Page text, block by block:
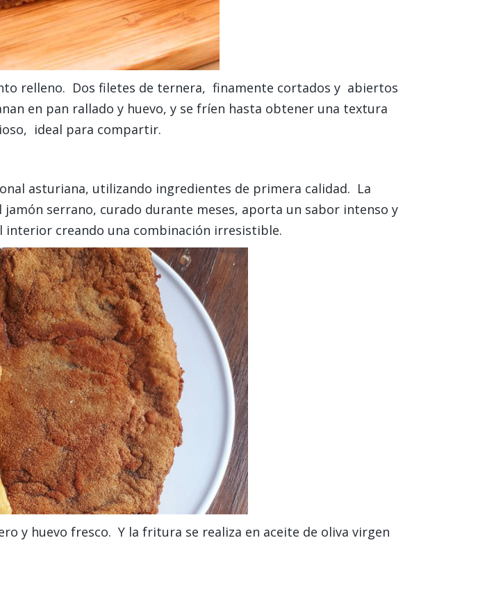
relleno. Dos filetes de ternera, finamente cortados y abiertos
en pan rallado y huevo, y se fríen hasta obtener una textura
ideal para compartir.
asturiana, utilizando ingredientes de primera calidad. La
serrano, curado durante meses, aporta un sabor intenso y
interior creando una combinación irresistible.
y huevo fresco. Y la fritura se realiza en aceite de oliva virgen